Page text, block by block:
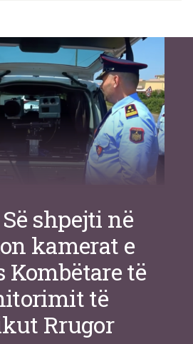
shpejti në
kamerat e
Kombëtare të
të
Rrugor